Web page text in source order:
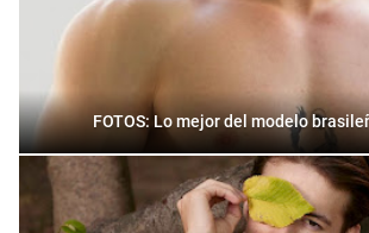
FOTOS: Lo mejor del modelo